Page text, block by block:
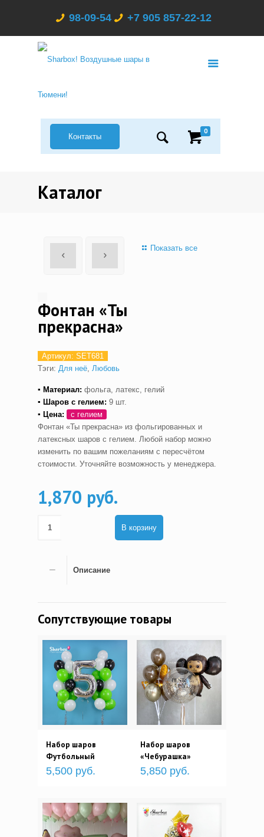
98-09-54 +7 905 857-22-12
0
Контакты
Каталог
Показать все
Фонтан «Ты
прекрасна»
Артикул: SET681
Тэги: Для неё, Любовь
▪ Материал: фольга, латекс, гелий
▪ Шаров с гелием: 9 шт.
▪ Цена:
с гелием
Фонтан «Ты прекрасна» из фольгированных и
латексных шаров с гелием. Любой набор можно
изменить по вашим пожеланиям с пересчётом
стоимости. Уточняйте возможность у менеджера.
1,870 руб.
В корзину
Описание
Сопутствующие товары
Набор шаров
Футбольный
5,500 руб.
Набор шаров
«Чебурашка»
5,850 руб.